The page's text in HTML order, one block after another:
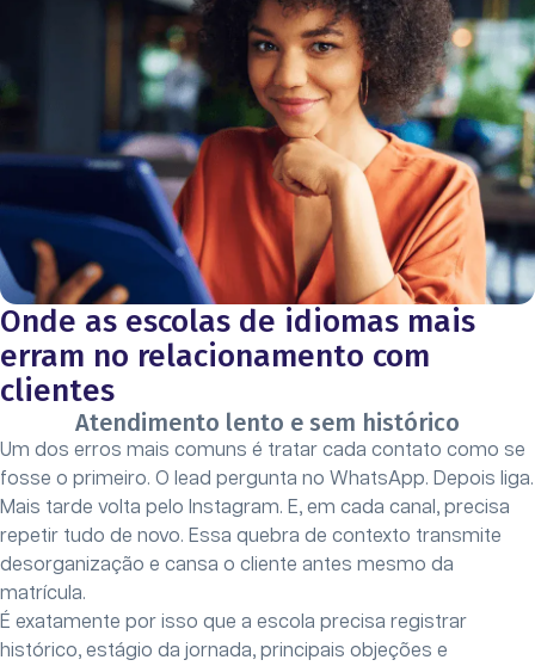
Onde as escolas de idiomas mais
erram no relacionamento com
clientes
Atendimento lento e sem histórico
Um dos erros mais comuns é tratar cada contato como se
fosse o primeiro. O lead pergunta no WhatsApp. Depois liga.
Mais tarde volta pelo Instagram. E, em cada canal, precisa
repetir tudo de novo. Essa quebra de contexto transmite
desorganização e cansa o cliente antes mesmo da
matrícula.
É exatamente por isso que a escola precisa registrar
histórico, estágio da jornada, principais objeções e